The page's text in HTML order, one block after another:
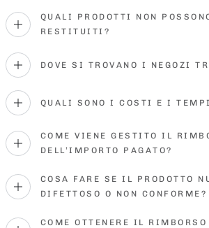
QUALI PRODOTTI NON
RESTITUITI?
DOVE SI TROVANO I NEGOZI
QUALI SONO I COSTI E I
COME VIENE GESTITO IL
DELL’IMPORTO PAGATO?
COSA FARE SE IL PRODOTTO
DIFETTOSO O NON CONFORME?
COME OTTENERE IL